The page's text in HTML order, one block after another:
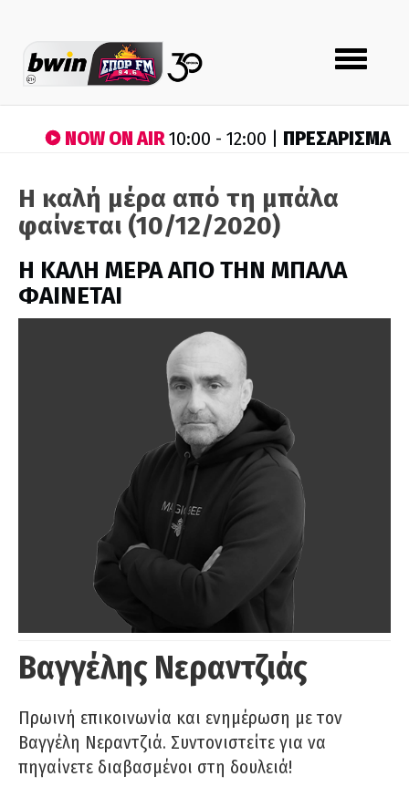
Toggle
navigation
NOW ON AIR10:00 - 12:00 | ΠΡΕΣΑΡΙΣΜΑ
Η καλή μέρα από τη μπάλα
φαίνεται (10/12/2020)
H ΚΑΛΗ ΜΕΡΑ ΑΠΟ ΤΗΝ ΜΠΑΛΑ
ΦΑΙΝΕΤΑΙ
Βαγγέλης Νεραντζιάς
Πρωινή επικοινωνία και ενημέρωση με τον
Βαγγέλη Νεραντζιά. Συντονιστείτε για να
πηγαίνετε διαβασμένοι στη δουλειά!